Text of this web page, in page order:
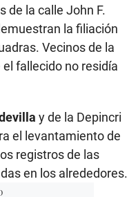
de la calle John F.
la filiación
Vecinos de la
fallecido no residía
y de la Depincri
el levantamiento de
registros de las
en los alrededores.